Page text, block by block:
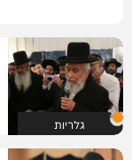
גלריות